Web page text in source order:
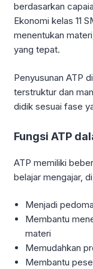
berdasarkan
Ekonomi kelas 11
menentukan
yang tepat.
Penyusunan ATP
terstruktur dan
didik sesuai fase
Fungsi ATP
ATP memiliki
belajar mengajar,
Menjadi
Membantu
materi
Memudahkan
Membantu